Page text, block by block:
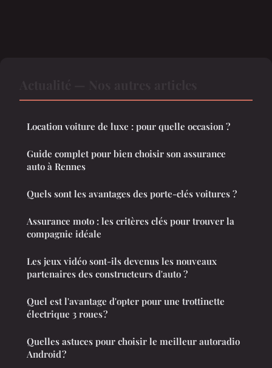
Location voiture de luxe : pour quelle occasion ?
Guide complet pour bien choisir son assurance
auto à Rennes
Quels sont les avantages des porte-clés voitures ?
Assurance moto : les critères clés pour trouver la
compagnie idéale
Les jeux vidéo sont-ils devenus les nouveaux
partenaires des constructeurs d'auto ?
Quel est l'avantage d'opter pour une trottinette
électrique 3 roues ?
Quelles astuces pour choisir le meilleur autoradio
Android ?